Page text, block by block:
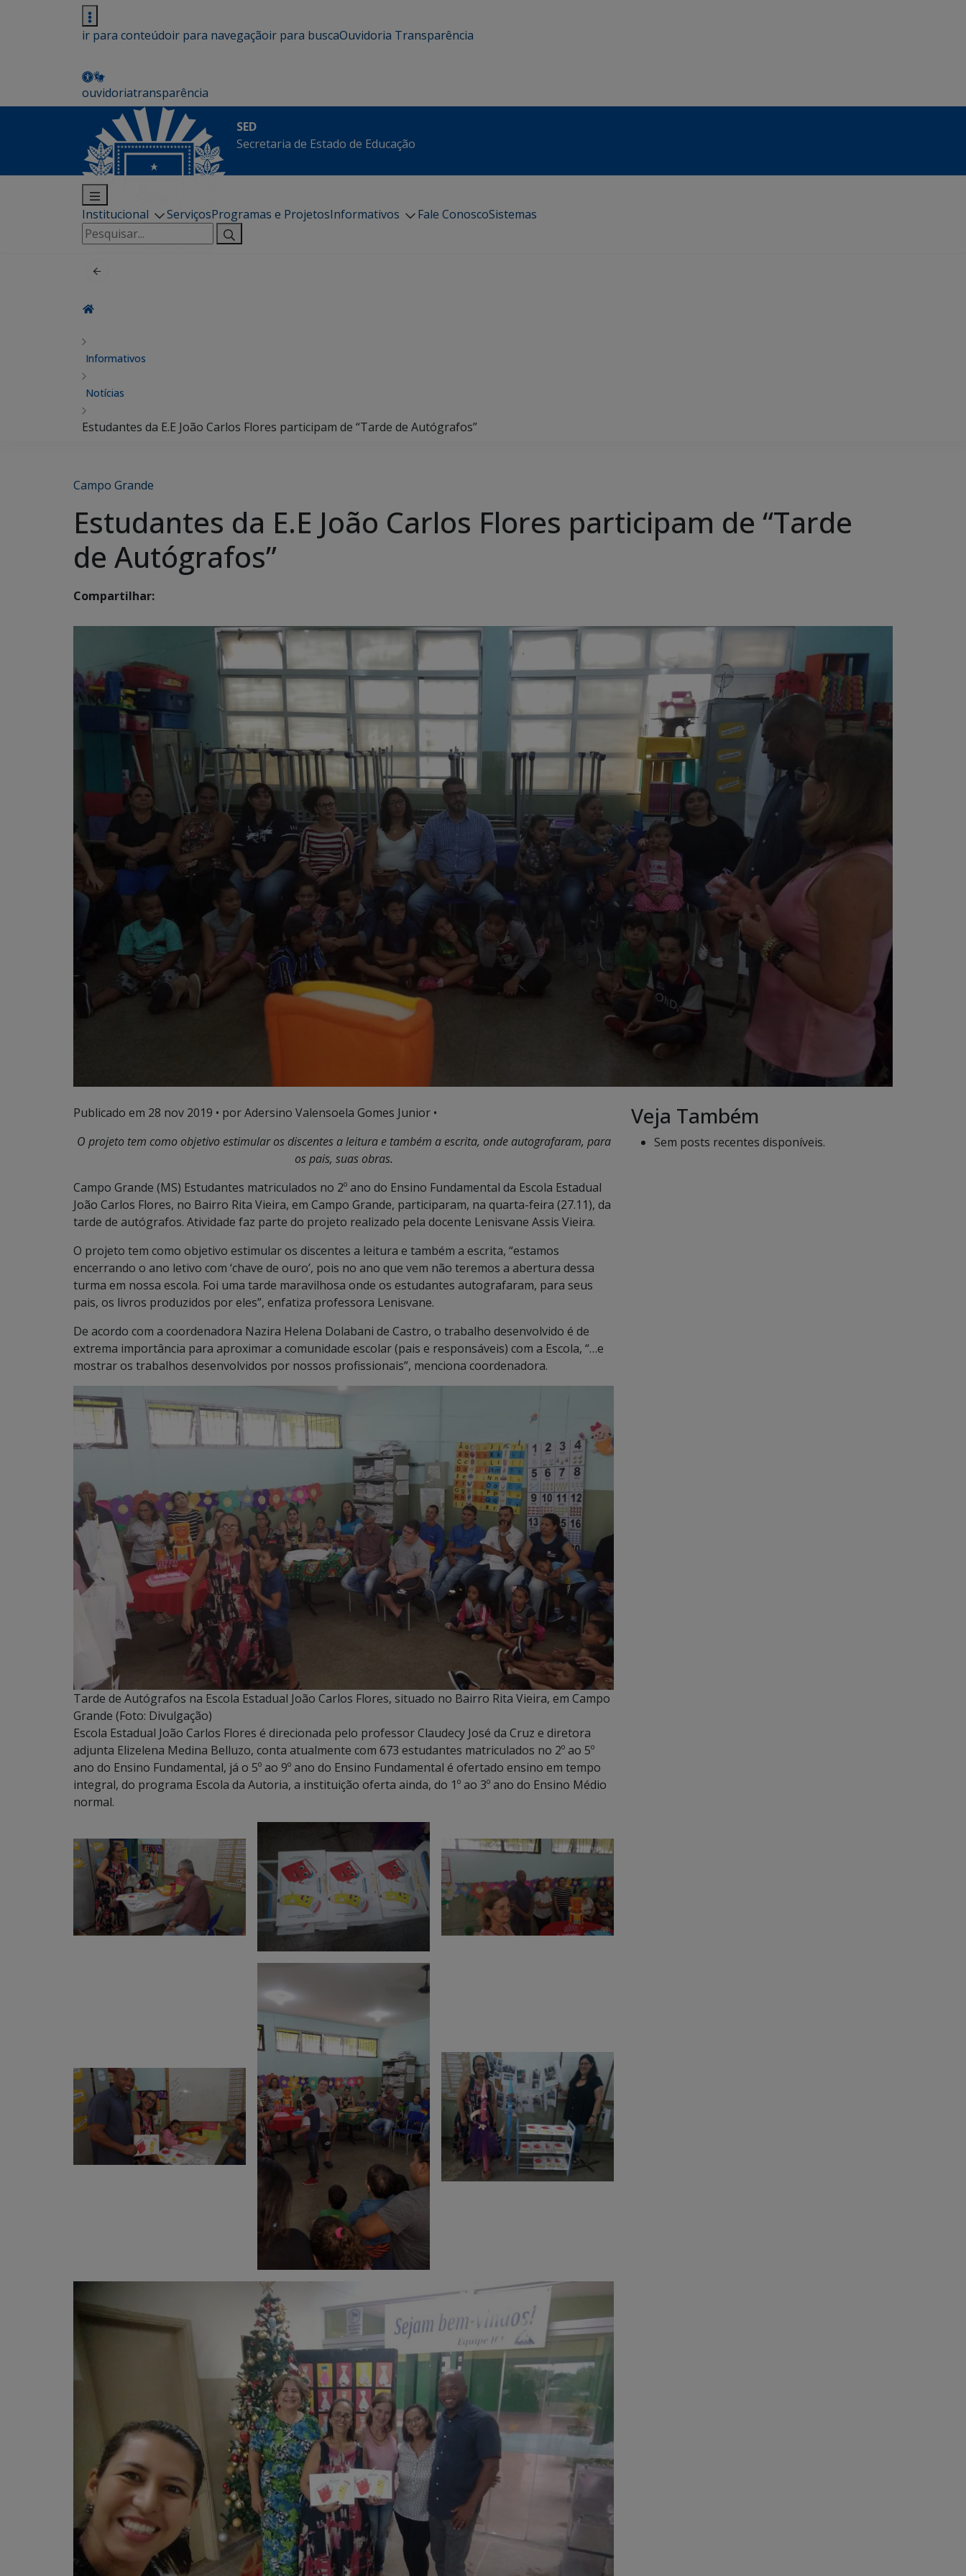
ir para conteúdoir para navegaçãoir para buscaOuvidoria Transparência
ouvidoriatransparência
SED
Secretaria de Estado de Educação
Institucional ServiçosProgramas e ProjetosInformativos Fale ConoscoSistemas
Pesquisar
por:
Informativos
Notícias
Estudantes da E.E João Carlos Flores participam de “Tarde de Autógrafos”
Campo Grande
Estudantes da E.E João Carlos Flores participam de “Tarde
de Autógrafos”
Compartilhar:
Publicado em 28 nov 2019 • por Adersino Valensoela Gomes Junior •
O projeto tem como objetivo estimular os discentes a leitura e também a escrita, onde autografaram, para
os pais, suas obras.
Campo Grande (MS) Estudantes matriculados no 2º ano do Ensino Fundamental da Escola Estadual
João Carlos Flores, no Bairro Rita Vieira, em Campo Grande, participaram, na quarta-feira (27.11), da
tarde de autógrafos. Atividade faz parte do projeto realizado pela docente Lenisvane Assis Vieira.
O projeto tem como objetivo estimular os discentes a leitura e também a escrita, “estamos
encerrando o ano letivo com ‘chave de ouro’, pois no ano que vem não teremos a abertura dessa
turma em nossa escola. Foi uma tarde maravilhosa onde os estudantes autografaram, para seus
pais, os livros produzidos por eles”, enfatiza professora Lenisvane.
De acordo com a coordenadora Nazira Helena Dolabani de Castro, o trabalho desenvolvido é de
extrema importância para aproximar a comunidade escolar (pais e responsáveis) com a Escola, “…e
mostrar os trabalhos desenvolvidos por nossos profissionais”, menciona coordenadora.
Tarde de Autógrafos na Escola Estadual João Carlos Flores, situado no Bairro Rita Vieira, em Campo
Grande (Foto: Divulgação)
Escola Estadual João Carlos Flores é direcionada pelo professor Claudecy José da Cruz e diretora
adjunta Elizelena Medina Belluzo, conta atualmente com 673 estudantes matriculados no 2º ao 5º
ano do Ensino Fundamental, já o 5º ao 9º ano do Ensino Fundamental é ofertado ensino em tempo
integral, do programa Escola da Autoria, a instituição oferta ainda, do 1º ao 3º ano do Ensino Médio
normal.
Veja Também
Sem posts recentes disponíveis.